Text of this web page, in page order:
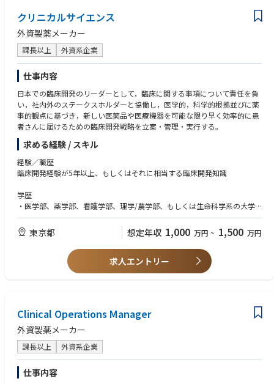
Needs highly effective communication skills in Japanese (written/oral/int
erpersonal) and Business-level English, with proven ability to think strate
gically, lead change, and build teams; preferred experience includes glo
bal/matrix work, system transformation projects, digital/automation to
ols, vendor transition, and ICSR management.
クリニカルサイエンス
外資製薬メーカー
課長以上 外資系企業
仕事内容
日本での臨床開発のリーダーとして，臨床に関する事項について責任を負
い，社内外のステークスホルダーと協働し，医学的，科学的根拠並びに薬
事的観点に基づき，新しい医薬品や医療機器を可能な限り早く効率的に患
者さんに届けるための臨床開発戦略を立案・管理・実行する。
求める経験 / スキル
経験／職歴
臨床開発経験が5年以上、もしくはそれに相当する臨床開発知識
学歴
・医学部、薬学部、看護学部、理学/農学部、もしくは生命科学系の大学
学部卒かそれ以上（修士、博士号保持者はなお可）
・医師、獣医師、薬剤師等、生命科学に関連する学位・免許取得者が望ま
しい
・担当領域における開発経験、もしくはそれに相当する臨床知識及び/又
東京都 想定年収 1,000 万円 ~ 1,500 万円
求人エントリー
Clinical Operations Manager
外資製薬メーカー
課長以上 外資系企業
仕事内容